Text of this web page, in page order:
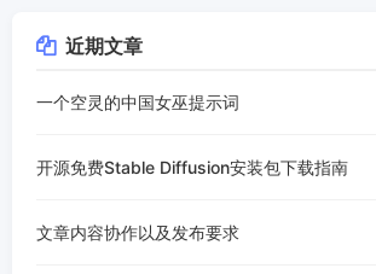
近期文章
一个空灵的中国女巫提示词
开源免费Stable Diffusion安装包下载指南
文章内容协作以及发布要求